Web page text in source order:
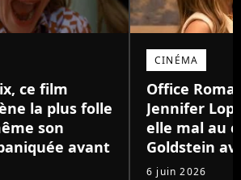
ce film
la plus folle
son
avant
CINÉMA
Office
Jennifer
elle mal au
Goldstein
6 juin 2026